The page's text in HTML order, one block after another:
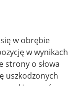
w obrębie
w wynikach
strony o słowa
uszkodzonych